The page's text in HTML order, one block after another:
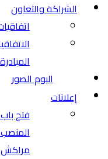
الشراكة والتعاون
البوم الصور
إعلانات
فتح
مراكش